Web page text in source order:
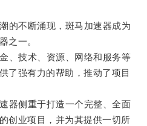
不断涌现，斑马加速器成为
之一。
技术、资源、网络和服务等
了强有力的帮助，推动了项目
侧重于打造一个完整、全面
创业项目，并为其提供一切所